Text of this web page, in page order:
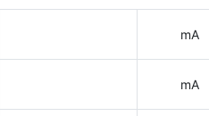
mA
mA